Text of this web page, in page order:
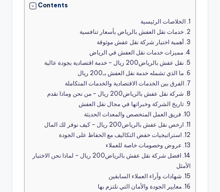
Contents
1. الخلاصات الرئيسية
2. خدمات نقل العفش بالرياض بأسعار تنافسية
3. أهمية اختيار شركة نقل عفش موثوقة
4. مميزات خدمات نقل العفش في الرياض
5. نقل عفش بالرياض200 ريال – خدمة اقتصادية بجودة عالية
6. ما الذي تشمله خدمة نقل العفش بـ200 ريال
7. الفرق بين الخدمات الاقتصادية والخدمات المتكاملة
8. شركة نقل عفش بالرياض200 ريال – من نحن وماذا نقدم
9. تاريخ الشركة وخبراتها في مجال نقل العفش
10. فريق العمل المتخصص والمعدات الحديثة
11. ارخص نقل عفش بالرياض200 ريال – كيف نوفر لك المال
12. استراتيجيات خفض التكاليف مع الحفاظ على الجودة
13. عروض وخصومات خاصة للعملاء
14.
افضل شركة نقل عفش بالرياض200 ريال – لماذا نحن الاختيار
الأمثل
15. شهادات وآراء العملاء السابقين
16. معايير الجودة والأمان التي نلتزم بها